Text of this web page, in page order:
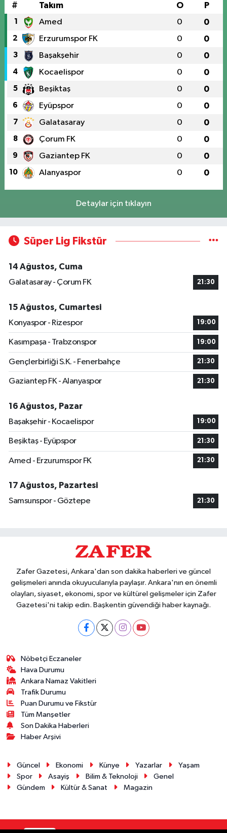
# Takım O P
1 Amed 0 0
2 Erzurumspor FK 0 0
3 Başakşehir 0 0
4 Kocaelispor 0 0
5 Beşiktaş 0 0
6 Eyüpspor 0 0
7 Galatasaray 0 0
8 Çorum FK 0 0
9 Gaziantep FK 0 0
10 Alanyaspor 0 0
Detaylar için tıklayın
Süper Lig Fikstür
14 Ağustos, Cuma
Galatasaray - Çorum FK
21:30
15 Ağustos, Cumartesi
Konyaspor - Rizespor
19:00
Kasımpaşa - Trabzonspor 19:00
Gençlerbirliği S.K. - Fenerbahçe 21:30
Gaziantep FK - Alanyaspor 21:30
16 Ağustos, Pazar
Başakşehir - Kocaelispor
19:00
Beşiktaş - Eyüpspor 21:30
Amed - Erzurumspor FK 21:30
17 Ağustos, Pazartesi
Samsunspor - Göztepe
21:30
Zafer Gazetesi, Ankara'dan son dakika haberleri ve güncel
gelişmeleri anında okuyucularıyla paylaşır. Ankara'nın en önemli
olayları, siyaset, ekonomi, spor ve kültürel gelişmeler için Zafer
Gazetesi'ni takip edin. Başkentin güvendiği haber kaynağı.
Nöbetçi Eczaneler
Hava Durumu
Ankara Namaz Vakitleri
Trafik Durumu
Puan Durumu ve Fikstür
Tüm Manşetler
Son Dakika Haberleri
Haber Arşivi
Güncel Ekonomi Künye Yazarlar
Yaşam
Spor
Asayiş Bilim & Teknoloji
Genel
Gündem
Kültür & Sanat Magazin